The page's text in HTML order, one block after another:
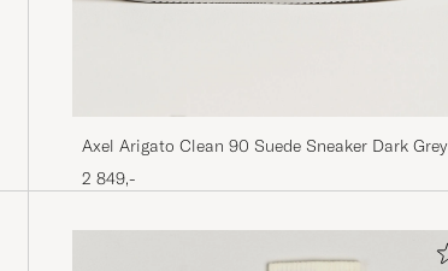
Axel Arigato Clean 90 Suede Sneaker Dark Grey
2 849,-